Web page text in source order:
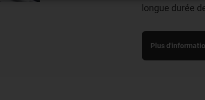
longue durée
Plus